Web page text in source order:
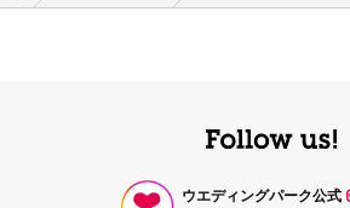
ウエディングパーク公式